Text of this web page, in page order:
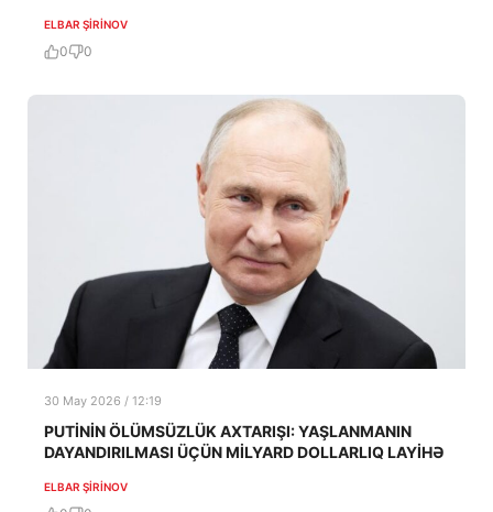
ELBAR ŞIRINOV
0 0
30 May 2026 / 12:19
PUTİNİN ÖLÜMSÜZLÜK AXTARIŞI: YAŞLANMANIN
DAYANDIRILMASI ÜÇÜN MİLYARD DOLLARLIQ LAYİHƏ
ELBAR ŞIRINOV